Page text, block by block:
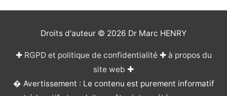
Droits d'auteur © 2026 Dr Marc HENRY
✚ RGPD et politique de confidentialité✚ à propos du
site web ✚
� Avertissement : Le contenu est purement informatif